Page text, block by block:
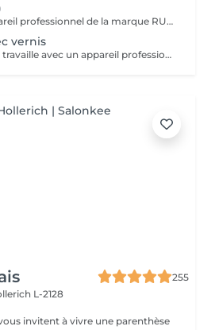
on travaille avec un appareil professionnel de la marque RUCK, bain de pieds, coupe et limage des ongles, enlève de la peau dure (coupe et/ou limage), polissage des ongles, nettoyage des cuticules, ongles incarnés et corps seront traités
vernis
Pedicure avec Vernis on travaille avec un appareil professionnel de la marque RUCK, bain de pieds, coupe et limage des ongles, enlève de la peau dure (coupe et/ou limage), polissage des ongles, nettoyage des cuticules, ongles incarnés et corps seront traités et massage pieds Vernis = Couleur normal qu'on sait retirer soi-même avec du disslovant. Prend 30min pour sècher et tient 2-4 jours sur les mains et 1 mois sur les pieds. Semi = Se fait secher sous la lampe LED et se fait retirer par l'esthéticienne de préférence (y compris dans le prix). Il tient 3 semaines sur les mains et 4-5 semaines sur les pieds. Il sera seche immédiatement. Peut abîmer les ongles si c'est fait trop souvent, sans pause.
255
L-2128
invitent à vivre une parenthèse